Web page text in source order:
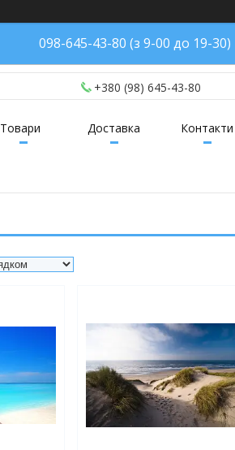
098-645-43-80 (з 9-00 до 19-30)
+380 (98) 645-43-80
Товари Доставка Контакти